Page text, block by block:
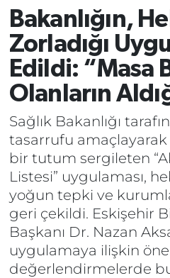
Bakanlığın,
Zorladığı
Edildi: “Masa
Olanların
Sağlık Bakanlığı
tasarrufu amaçlayarak
bir tutum sergileten
Listesi” uygulaması,
yoğun tepki ve
geri çekildi. Eskişehir
Başkanı Dr. Nazan
uygulamaya ilişkin
değerlendirmelerde